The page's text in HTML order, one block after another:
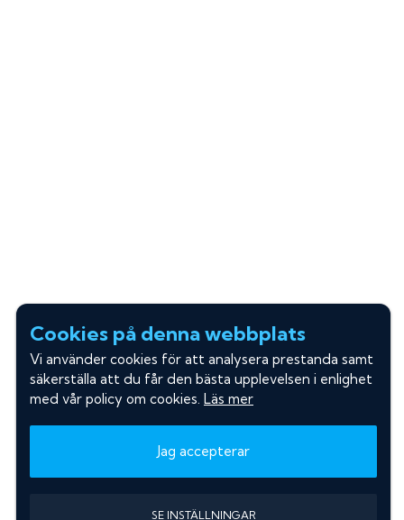
Cookies på denna webbplats
Vi använder cookies för att analysera prestanda samt
säkerställa att du får den bästa upplevelsen i enlighet
med vår policy om cookies. Läs mer
Jag accepterar
SE INSTÄLLNINGAR